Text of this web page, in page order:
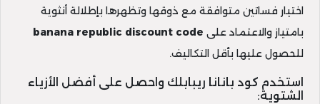
اختيار فساتين متوافقة مع ذوقها وتظهرها بإطلالة أنثوية
بامتياز والاعتماد على banana republic discount code
للحصول عليها بأقل التكاليف.
استخدم كود بانانا ريبابلك واحصل على أفضل الأزياء
الشتوية: